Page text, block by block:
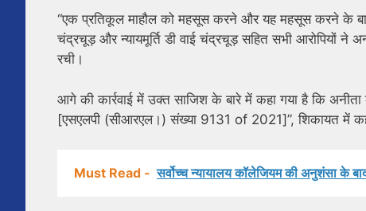
“एक प्रतिकूल माहौल को महसूस करने और यह महसूस करने के
चंद्रचूड़ और न्यायमूर्ति डी वाई चंद्रचूड़ सहित सभी आरोपियों ने
रची।
आगे की कार्रवाई में उक्त साजिश के बारे में कहा गया है कि
[एसएलपी (सीआरएल।) संख्या 9131 of 2021]”, शिकायत में
Must Read - सर्वोच्च न्यायालय कॉलेजियम की अनुशंसा के